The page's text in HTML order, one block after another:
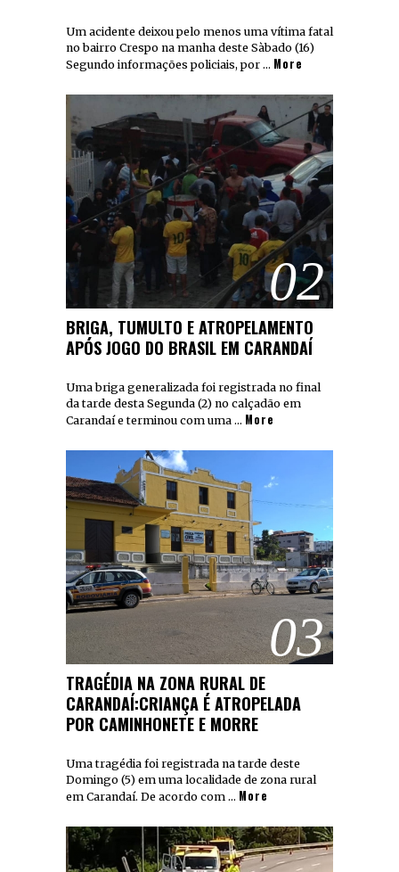
Um acidente deixou pelo menos uma vítima fatal
no bairro Crespo na manha deste Sàbado (16)
Segundo informações policiais, por … More
02
BRIGA, TUMULTO E ATROPELAMENTO
APÓS JOGO DO BRASIL EM CARANDAÍ
Uma briga generalizada foi registrada no final
da tarde desta Segunda (2) no calçadão em
Carandaí e terminou com uma … More
03
TRAGÉDIA NA ZONA RURAL DE
CARANDAÍ:CRIANÇA É ATROPELADA
POR CAMINHONETE E MORRE
Uma tragédia foi registrada na tarde deste
Domingo (5) em uma localidade de zona rural
em Carandaí. De acordo com … More